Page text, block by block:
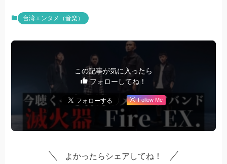
台湾エンタメ（音楽）
この記事が気に入ったら
フォローしてね！
Follow Me
よかったらシェアしてね！